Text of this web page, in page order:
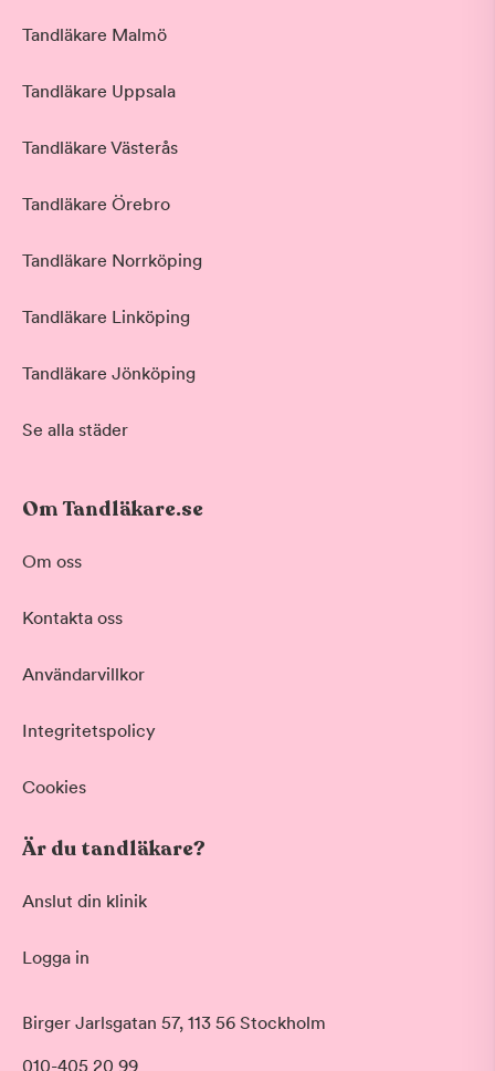
Tandläkare Malmö
Tandläkare Uppsala
Tandläkare Västerås
Tandläkare Örebro
Tandläkare Norrköping
Tandläkare Linköping
Tandläkare Jönköping
Se alla städer
Om Tandläkare.se
Om oss
Kontakta oss
Användarvillkor
Integritetspolicy
Cookies
Är du tandläkare?
Anslut din klinik
Logga in
Birger Jarlsgatan 57, 113 56 Stockholm
010-405 20 99